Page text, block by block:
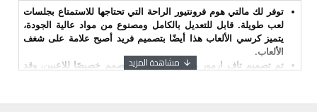
توفر لك مالتي هوم فرونتيور الراحة التي تحتاجها للاستمتاع بجلسات
لعب طويلة. قابل للتعديل بالكامل ومصنوع من مواد عالية الجودة،
يتميز كرسي الألعاب هذا أيضًا بتصميم فريد أصبح علامة على شغف
الألعاب.
تم تصميم تاف ارمور ون بتصميم مريح مصمم خصيصًا للاعبين، وقد
ظهرك.